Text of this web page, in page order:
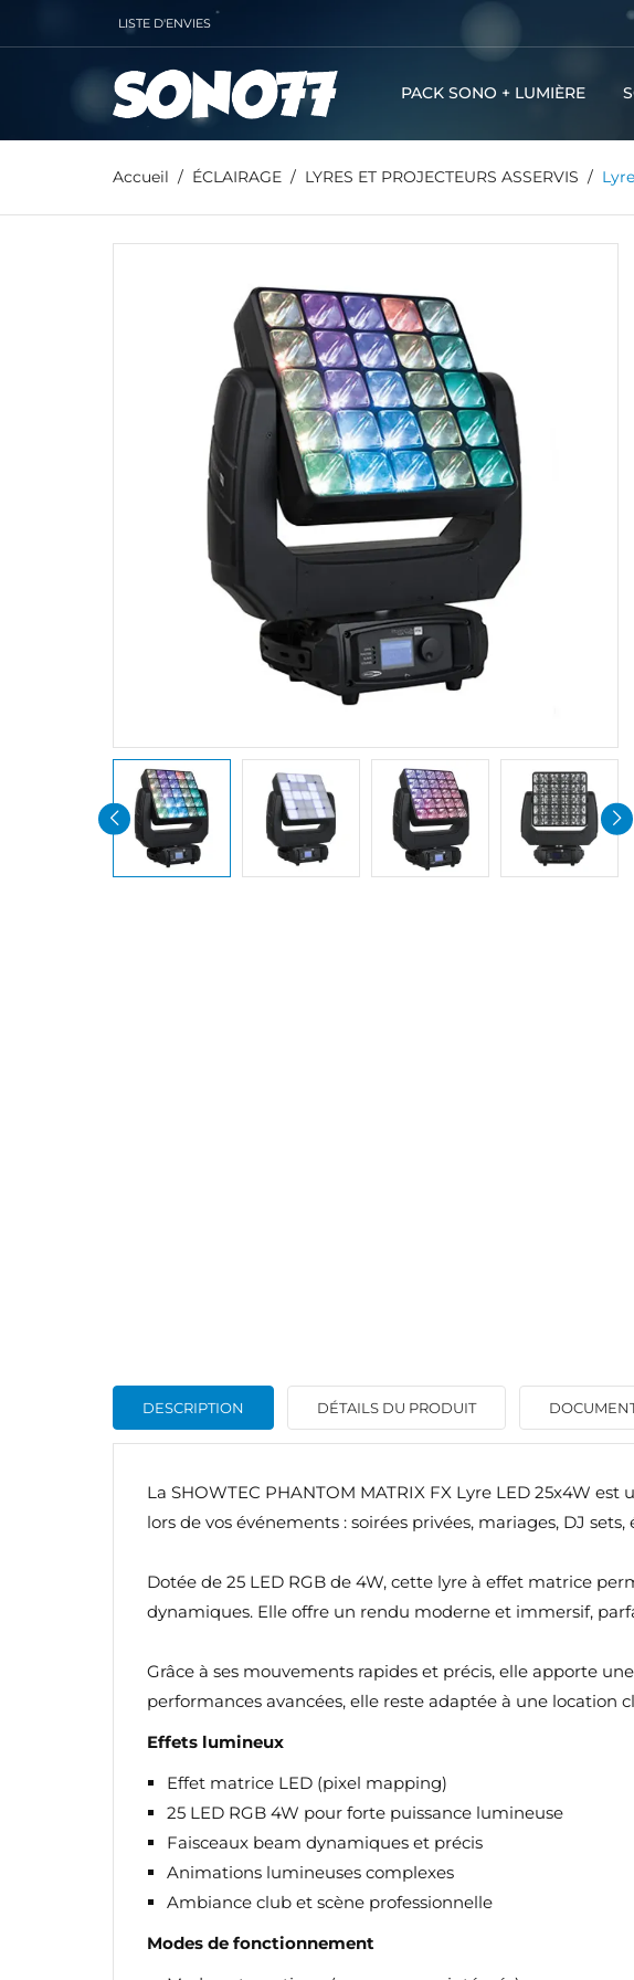
LISTE D'ENVIES
PACK SONO + LUMIÈRE
Accueil ÉCLAIRAGE LYRES ET PROJECTEURS ASSERVIS
DESCRIPTION DÉTAILS DU PRODUIT
La SHOWTEC PHANTOM MATRIX FX Lyre LED 25x4W
lors de vos événements : soirées privées, mariages, DJ
Dotée de 25 LED RGB de 4W, cette lyre à effet matrice
dynamiques. Elle offre un rendu moderne et immersif,
Grâce à ses mouvements rapides et précis, elle apporte
performances avancées, elle reste adaptée à une location
Effets lumineux
Effet matrice LED (pixel mapping)
25 LED RGB 4W pour forte puissance lumineuse
Faisceaux beam dynamiques et précis
Animations lumineuses complexes
Ambiance club et scène professionnelle
Modes de fonctionnement